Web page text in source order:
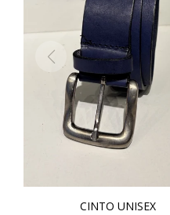
CINTO UNISEX